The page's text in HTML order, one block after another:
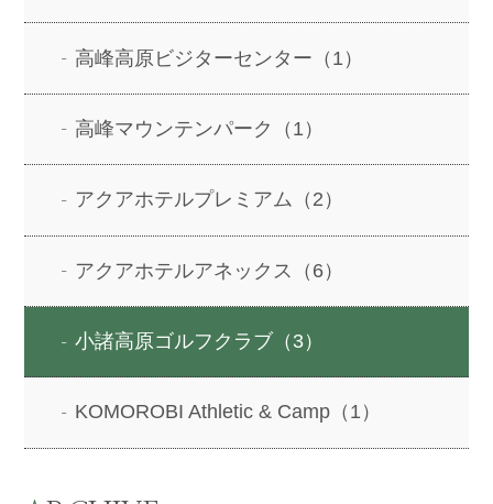
高峰高原ビジターセンター（1）
高峰マウンテンパーク（1）
アクアホテルプレミアム（2）
アクアホテルアネックス（6）
小諸高原ゴルフクラブ（3）
KOMOROBI Athletic & Camp（1）